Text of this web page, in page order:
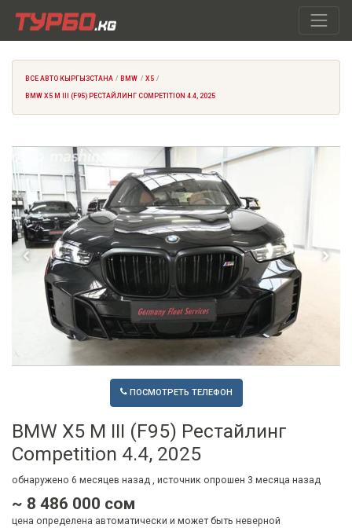
ВСЕ АВТО КЫРГЫЗСТАНА BMW X5
BMW X5 M III (F95) РЕСТАЙЛИНГ COMPETITION 4.4, 2025
ПОСМОТРЕТЬ ТЕЛЕФОН
BMW X5 M III (F95) Рестайлинг
Competition 4.4, 2025
обнаружено 6 месяцев назад , источник опрошен 3 месяца назад
~ 8 486 000 сом
цена определена автоматически и может быть неверной